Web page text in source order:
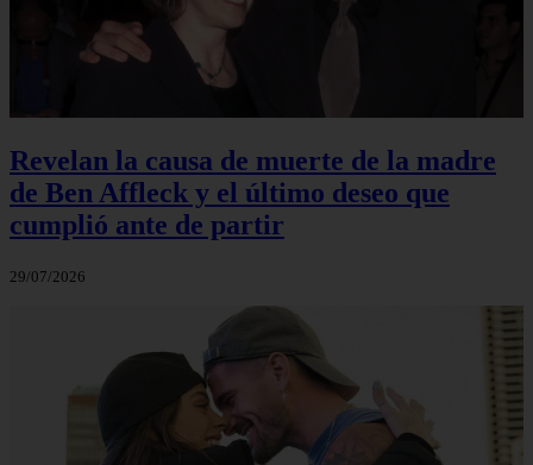
Revelan la causa de muerte de la madre
de Ben Affleck y el último deseo que
cumplió ante de partir
29/07/2026